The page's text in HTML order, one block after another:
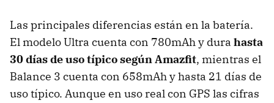
Las principales diferencias están en la batería.
El modelo Ultra cuenta con 780mAh y dura hasta
30 días de uso típico según Amazfit, mientras el
Balance 3 cuenta con 658mAh y hasta 21 días de
uso típico. Aunque en uso real con GPS las cifras